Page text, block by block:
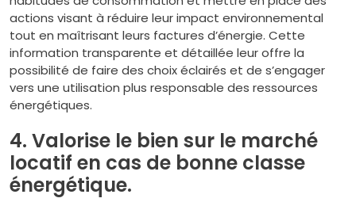
actions visant à réduire leur impact environnemental
tout en maîtrisant leurs factures d’énergie. Cette
information transparente et détaillée leur offre la
possibilité de faire des choix éclairés et de s’engager
vers une utilisation plus responsable des ressources
énergétiques.
4. Valorise le bien sur le marché
locatif en cas de bonne classe
énergétique.